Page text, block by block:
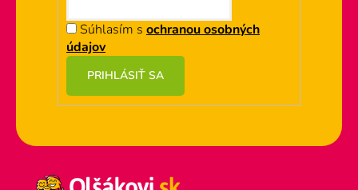
v
ý
p
s
u
Súhlasím s ochranou osobných
údajov
PRIHLÁSIŤ SA